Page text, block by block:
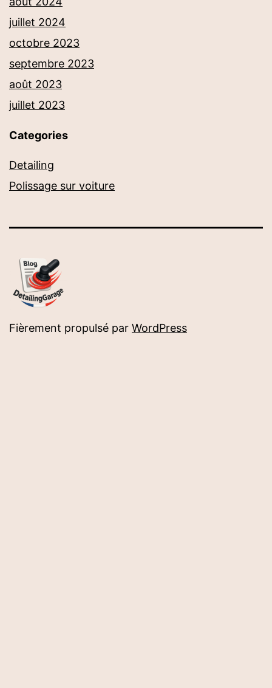
juillet 2024
octobre 2023
septembre 2023
août 2023
juillet 2023
Categories
Detailing
Polissage sur voiture
Fièrement propulsé par WordPress